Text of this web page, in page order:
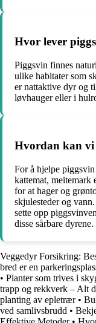
Hvor lever
Piggsvin finnes
ulike habitater som
er nattaktive dyr og
løvhauger eller i
Hvordan kan vi
For å hjelpe
kattemat, meitemark
for at hager og
skjulesteder og
sette opp
disse sårbare dyrene.
Veggedyr Forsikring:
bred er en
• Planter som trives i
trapp og rekkverk – Alt
planting av epletrær•
ved samlivsbrudd •